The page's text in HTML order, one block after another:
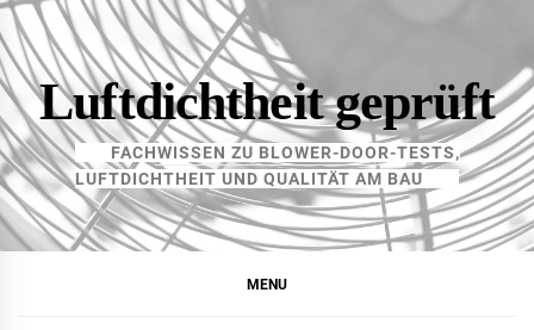
Skip
to
contentLuftdichtheit geprüft
FACHWISSEN ZU BLOWER-DOOR-TESTS,
LUFTDICHTHEIT UND QUALITÄT AM BAU
MENU